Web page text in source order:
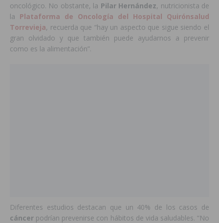
oncológico. No obstante, la Pilar Hernández, nutricionista de
la Plataforma de Oncología del Hospital Quirónsalud
Torrevieja, recuerda que “hay un aspecto que sigue siendo el
gran olvidado y que también puede ayudarnos a prevenir
como es la alimentación”.
Diferentes estudios destacan que un 40% de los casos de
cáncer podrían prevenirse con hábitos de vida saludables. “No